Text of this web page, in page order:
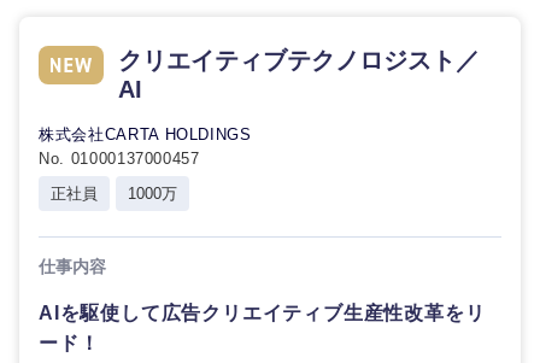
クリエイティブテクノロジスト／
AI
株式会社CARTA HOLDINGS
No. 01000137000457
正社員
1000万
仕事内容
AIを駆使して広告クリエイティブ生産性改革をリ
ード！